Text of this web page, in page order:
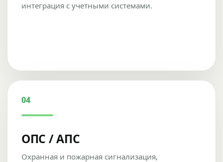
интеграция с учетными системами.
04
ОПС / АПС
Охранная и пожарная сигнализация,